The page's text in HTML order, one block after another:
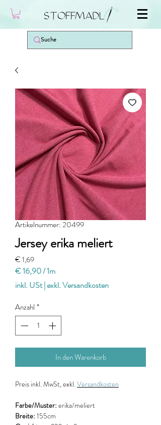
Artikelnummer: 20499
Jersey erika meliert
€ 1,69Preis
€ 16,90/1m
€ 16,90
pro
1
Meter
inkl. USt|exkl. Versandkosten
Anzahl *
In den Warenkorb
Preis inkl. MwSt, exkl. Versandkosten
Farbe/Muster: erika/meliert
Breite: 155cm